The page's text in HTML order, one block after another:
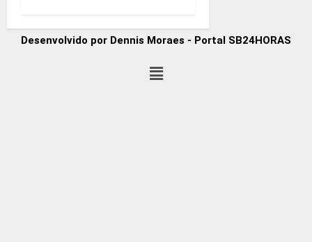
Desenvolvido por Dennis Moraes - Portal SB24HORAS